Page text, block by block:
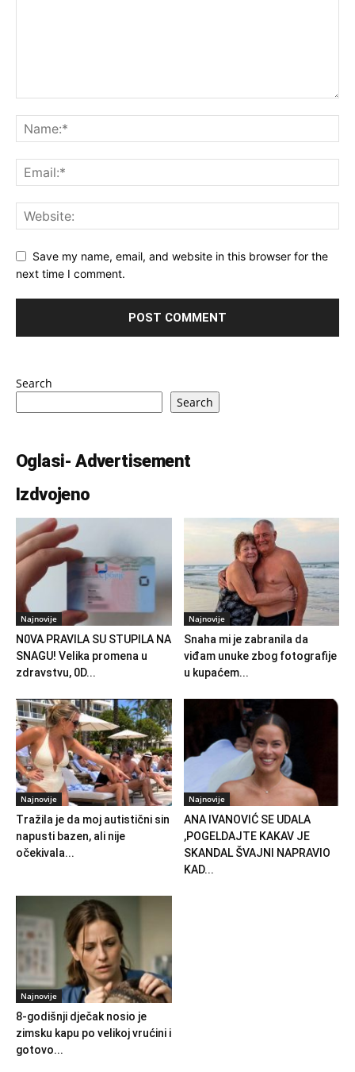
Save my name, email, and website in this browser for the
next time I comment.
Search
Search
Oglasi- Advertisement
Izdvojeno
Najnovije
N0VA PRAVlLA SU STUPILA NA
SNAGU! Velika promena u
zdravstvu, 0D...
Najnovije
Snaha mi je zabranila da
viđam unuke zbog fotografije
u kupaćem...
Najnovije
Tražila je da moj autistični sin
napusti bazen, ali nije
očekivala...
Najnovije
ANA IVANOVIĆ SE UDALA
,POGELDAJTE KAKAV JE
SKANDAL ŠVAJNI NAPRAVIO
KAD...
Najnovije
8-godišnji dječak nosio je
zimsku kapu po velikoj vrućini i
gotovo...